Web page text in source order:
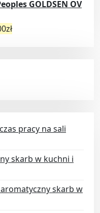
GOLDSEN OV
zł
pracy na sali
skarb w kuchni i
skarb w